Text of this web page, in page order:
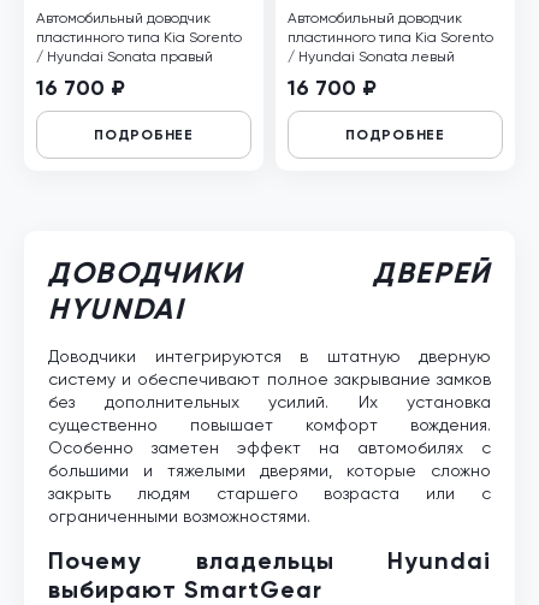
Автомобильный доводчик
пластинного типа Kia Sorento
/ Hyundai Sonata правый
16 700 ₽
ПОДРОБНЕЕ
Автомобильный доводчик
пластинного типа Kia Sorento
/ Hyundai Sonata левый
16 700 ₽
ПОДРОБНЕЕ
ДОВОДЧИКИ ДВЕРЕЙ
HYUNDAI
Доводчики интегрируются в штатную дверную
систему и обеспечивают полное закрывание замков
без дополнительных усилий. Их установка
существенно повышает комфорт вождения.
Особенно заметен эффект на автомобилях с
большими и тяжелыми дверями, которые сложно
закрыть людям старшего возраста или с
ограниченными возможностями.
Почему владельцы Hyundai
выбирают SmartGear